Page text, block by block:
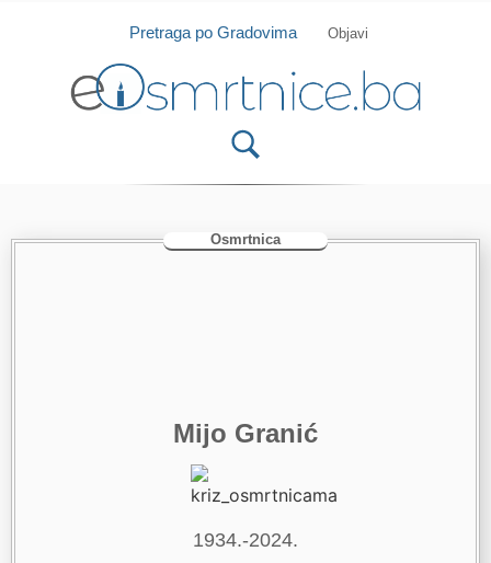
Isprobajte našu Android i IOS aplikaciju
Pretraga po Gradovima Objavi
Osmrtnica
Mijo Granić
1934.-2024.